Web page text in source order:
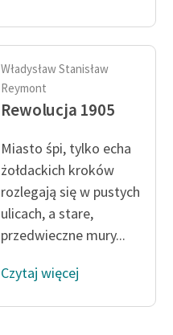
Władysław Stanisław
Reymont
Rewolucja 1905
Miasto śpi, tylko echa
żołdackich kroków
rozlegają się w pustych
ulicach, a stare,
przedwieczne mury...
Czytaj więcej